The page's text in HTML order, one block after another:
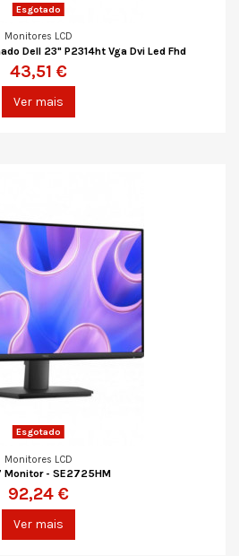
Esgotado
Monitores LCD
Dell 23" P2314ht Vga Dvi Led Fhd
43,51 €
Ver mais
Esgotado
Monitores LCD
Monitor - SE2725HM
92,24 €
Ver mais